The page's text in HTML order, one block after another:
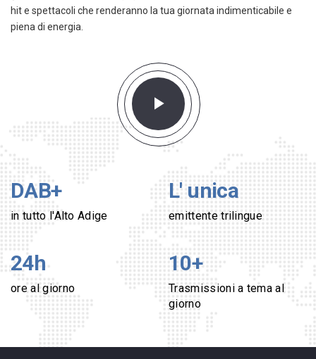
hit e spettacoli che renderanno la tua giornata indimenticabile e
piena di energia.
DAB+
in tutto l'Alto Adige
L' unica
emittente trilingue
24h
ore al giorno
10+
Trasmissioni a tema al
giorno